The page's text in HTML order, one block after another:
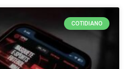
COTIDIANO